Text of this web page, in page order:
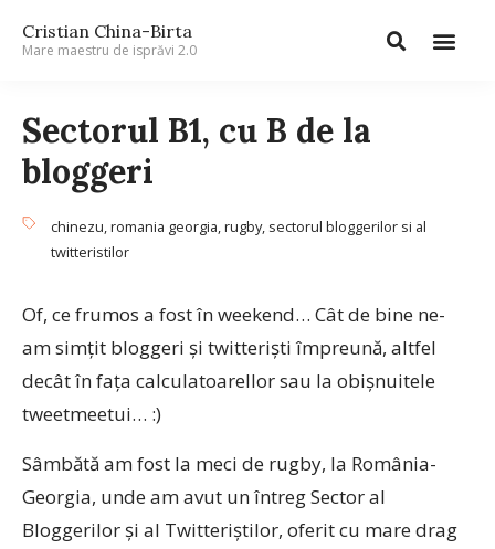
Cristian China-Birta
Mare maestru de isprăvi 2.0
Sectorul B1, cu B de la
bloggeri
chinezu,romania georgia,rugby, sectorul bloggerilor si al
twitteristilor
Of, ce frumos a fost în weekend… Cât de bine ne-
am simţit bloggeri şi twitterişti împreună, altfel
decât în faţa calculatoarellor sau la obişnuitele
tweetmeetui… :)
Sâmbătă am fost la meci de rugby, la România-
Georgia, unde am avut un întreg Sector al
Bloggerilor şi al Twitteriştilor, oferit cu mare drag